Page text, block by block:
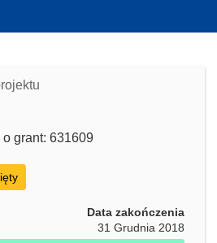
o grant: 631609
Data zakończenia
31 Grudnia 2018